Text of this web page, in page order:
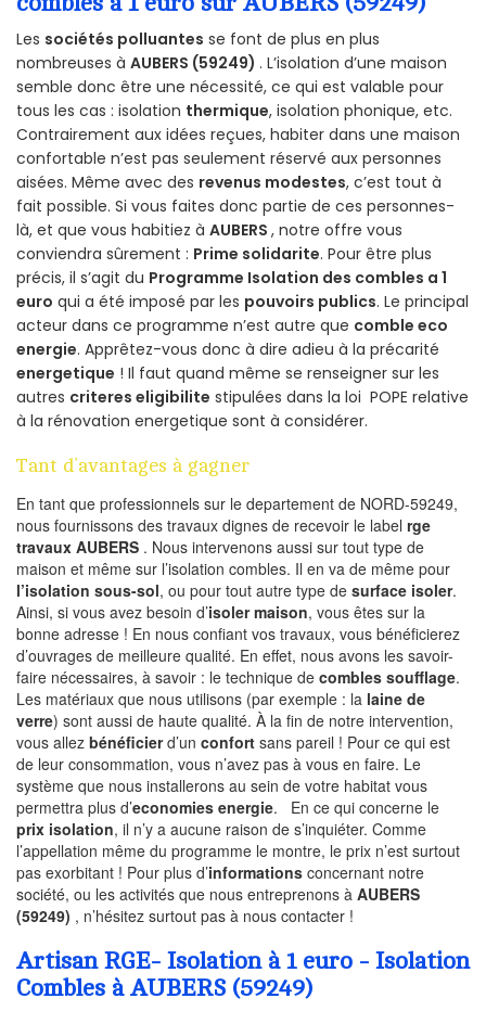
Les sociétés polluantes se font de plus en plus
nombreuses à AUBERS (59249) . L’isolation d’une maison
semble donc être une nécessité, ce qui est valable pour
tous les cas : isolation thermique, isolation phonique, etc.
Contrairement aux idées reçues, habiter dans une maison
confortable n’est pas seulement réservé aux personnes
aisées. Même avec des revenus modestes, c’est tout à
fait possible. Si vous faites donc partie de ces personnes-
là, et que vous habitiez à AUBERS , notre offre vous
conviendra sûrement : Prime solidarite. Pour être plus
précis, il s’agit du Programme Isolation des combles a 1
euro qui a été imposé par les pouvoirs publics. Le principal
acteur dans ce programme n’est autre que comble eco
energie. Apprêtez-vous donc à dire adieu à la précarité
energetique ! Il faut quand même se renseigner sur les
autres criteres eligibilite stipulées dans la loi POPE relative
à la rénovation energetique sont à considérer.
Tant d’avantages à gagner
En tant que professionnels sur le departement de NORD-59249,
nous fournissons des travaux dignes de recevoir le label rge
travaux AUBERS . Nous intervenons aussi sur tout type de
maison et même sur l’isolation combles. Il en va de même pour
l’isolation sous-sol, ou pour tout autre type de surface isoler.
Ainsi, si vous avez besoin d’isoler maison, vous êtes sur la
bonne adresse ! En nous confiant vos travaux, vous bénéficierez
d’ouvrages de meilleure qualité. En effet, nous avons les savoir-
faire nécessaires, à savoir : le technique de combles soufflage.
Les matériaux que nous utilisons (par exemple : la laine de
verre) sont aussi de haute qualité. À la fin de notre intervention,
vous allez bénéficierd’un confort sans pareil ! Pour ce qui est
de leur consommation, vous n’avez pas à vous en faire. Le
système que nous installerons au sein de votre habitat vous
permettra plus d’economies energie. En ce qui concerne le
prix isolation, il n’y a aucune raison de s’inquiéter. Comme
l’appellation même du programme le montre, le prix n’est surtout
pas exorbitant ! Pour plus d’informations concernant notre
société, ou les activités que nous entreprenons à AUBERS
(59249) , n’hésitez surtout pas à nous contacter !
Artisan RGE- Isolation à 1 euro - Isolation
Combles à AUBERS (59249)